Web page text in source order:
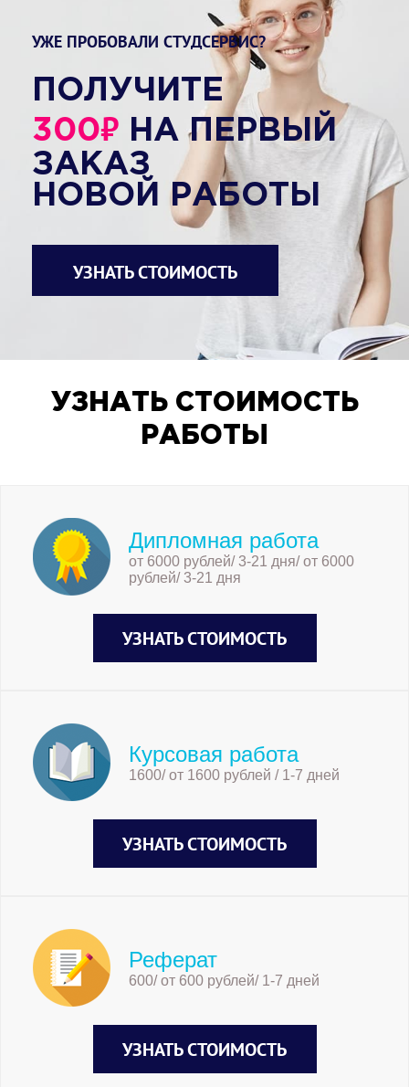
УЖЕ ПРОБОВАЛИ СТУДСЕРВИС?
ПОЛУЧИТЕ
300₽ НА ПЕРВЫЙ
ЗАКАЗ
НОВОЙ РАБОТЫ
УЗНАТЬ СТОИМОСТЬ
УЗНАТЬ СТОИМОСТЬ
РАБОТЫ
Дипломная работа
от 6000 рублей/ 3-21 дня/ от 6000
рублей/ 3-21 дня
УЗНАТЬ СТОИМОСТЬ
Курсовая работа
1600/ от 1600 рублей / 1-7 дней
УЗНАТЬ СТОИМОСТЬ
Реферат
600/ от 600 рублей/ 1-7 дней
УЗНАТЬ СТОИМОСТЬ